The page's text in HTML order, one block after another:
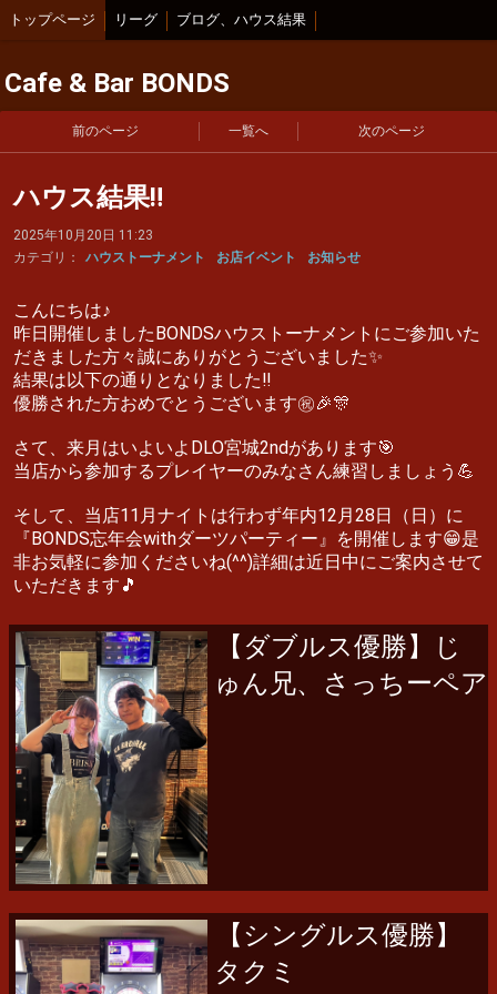
トップページ リーグ ブログ、ハウス結果
Cafe & Bar BONDS
前のページ 一覧へ 次のページ
ハウス結果‼️
2025年10月20日 11:23
カテゴリ：
ハウストーナメント お店イベント お知らせ
こんにちは♪
昨日開催しましたBONDSハウストーナメントにご参加いた
だきました方々誠にありがとうございました✨
結果は以下の通りとなりました‼️
優勝された方おめでとうございます㊗️🎉🎊
さて、来月はいよいよDLO宮城2ndがあります🎯
当店から参加するプレイヤーのみなさん練習しましょう💪
そして、当店11月ナイトは行わず年内12月28日（日）に
『BONDS忘年会withダーツパーティー』を開催します😁是
非お気軽に参加くださいね(^^)詳細は近日中にご案内させて
いただきます🎵
【ダブルス優勝】じ
ゅん兄、さっちーペア
【シングルス優勝】
タクミ